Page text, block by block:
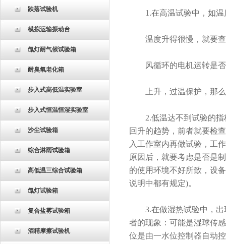
跌落试验机
模拟运输振动台
氙灯耐气候试验箱
耐臭氧老化箱
步入式高低温实验室
步入式恒温恒湿实验室
沙尘试验箱
综合淋雨试验箱
高低温三综合试验箱
氙灯试验箱
复合盐雾试验箱
酒精摩擦试验机
1.在高温试验中，如温
温度升得很慢，就要查
风循环的电机运转是否
上升，过温保护，那么
2.低温达不到试验的指
回升的趋势，前者就要检
入工作室内再做试验，工
原因后，就要考虑是否是
的使用环境不好所致，设
说明中都有规定)。
3.在做湿热试验中，出
者的现象：可能是湿球传
位是由一水位控制器自动